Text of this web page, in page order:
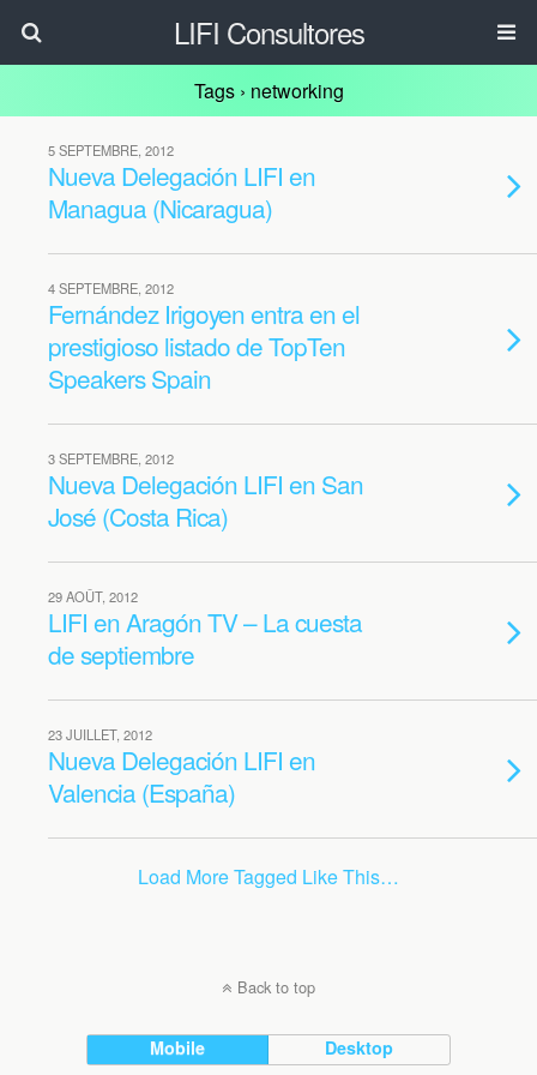
LIFI Consultores
Tags › networking
5 SEPTEMBRE, 2012
Nueva Delegación LIFI en
Managua (Nicaragua)
4 SEPTEMBRE, 2012
Fernández Irigoyen entra en el
prestigioso listado de TopTen
Speakers Spain
3 SEPTEMBRE, 2012
Nueva Delegación LIFI en San
José (Costa Rica)
29 AOÛT, 2012
LIFI en Aragón TV – La cuesta
de septiembre
23 JUILLET, 2012
Nueva Delegación LIFI en
Valencia (España)
Load More Tagged Like This…
Back to top
Mobile Desktop